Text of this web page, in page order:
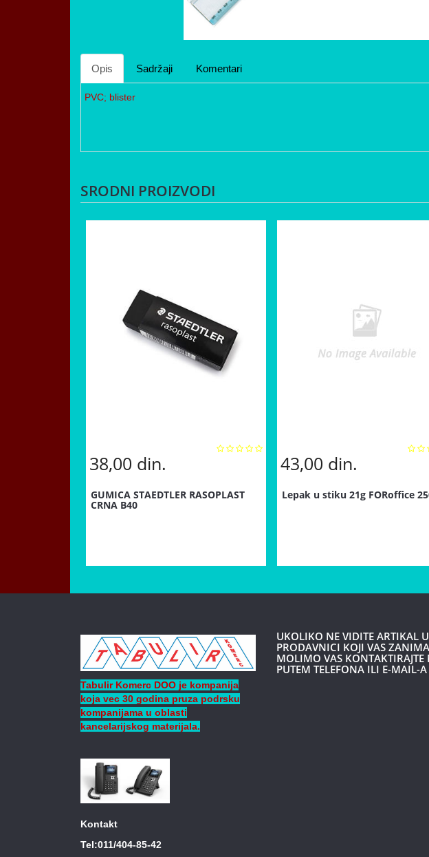
Opis Sadržaji Komentari
PVC; blister
SRODNI PROIZVODI
38,00 din.
GUMICA STAEDTLER RASOPLAST
CRNA B40
43,00 din.
Lepak u stiku 21g FORoffice
Tabulir Komerc DOO je kompanija
koja vec 30 godina pruza podrsku
kompanijama u oblasti
kancelarijskog materijala.
UKOLIKO NE VIDITE ARTIKAL U
PRODAVNICI KOJI VAS
MOLIMO VAS KONTAKTIRAJTE
PUTEM TELEFONA ILI E-MAIL-A
Kontakt
Tel:011/404-85-42